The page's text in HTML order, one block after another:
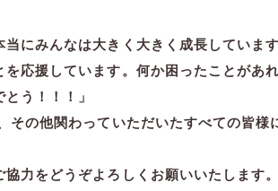
にみんなは大きく大きく成長してい
応援しています。何か困ったことがあ
う！！！」
の他関わっていただいたすべての皆様
力をどうぞよろしくお願いいたします。